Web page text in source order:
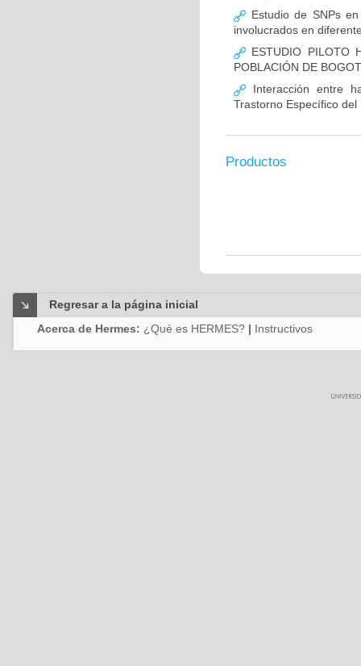
Estudio de SNPs
involucrados en
ESTUDIO PILOTO
POBLACIÓN DE
Interacción entre
Trastorno Específico del
Productos
Regresar a la página inicial
Acerca de Hermes: ¿Qué es HERMES? | Instructivos